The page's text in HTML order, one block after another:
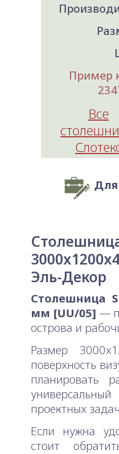
Пример
Все
Эль-Декор
Столешница
мм [UU/05] —
острова и
Размер
поверхность
проектных
Если нужна
стоит